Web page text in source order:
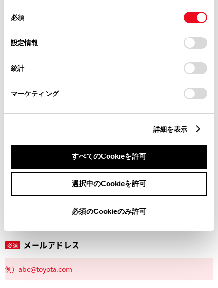
デバイスにすべてのCookie(クッキー)が保存されることに同
意したことになります。Cookie(クッキー)のオプトアウト、
設定の変更、同意を撤回したりするにあたっては、当社の
「Cookie（クッキー）情報の取り扱いについて
」をご覧くだ
必須
設定情報
統計
マーケティング
詳細を表示
すべてのCookieを許可
選択中のCookieを許可
必須のCookieのみ許可
必須 市区町村名
丁目番地
必須 メールアドレス